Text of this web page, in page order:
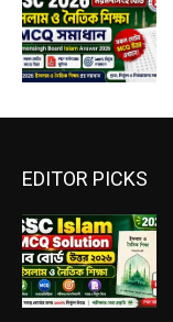
EDITOR PICKS